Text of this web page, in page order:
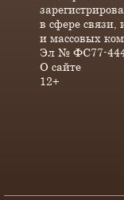
в сфере
и массовых
Эл № ФС77-
О сайте
12+